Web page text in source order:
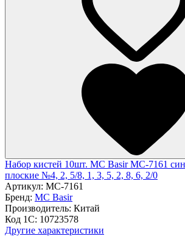
Набор кистей 10шт. MC Basir MC-7161
плоские №4, 2, 5/8, 1, 3, 5, 2, 8, 6, 2/0
Артикул: MC-7161
Бренд: MC Basir
Производитель: Китай
Код 1С: 10723578
Другие характеристики